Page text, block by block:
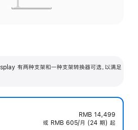
有两种支架和一种支架转换器可选，以满足
RMB 14,499
或 RMB 605/月 (24 期) 起